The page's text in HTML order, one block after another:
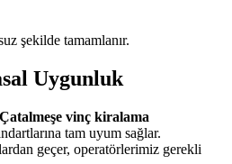
şekilde tamamlanır.
Uygunluk
vinç kiralama
tam uyum sağlar.
geçer, operatörlerimiz gerekli